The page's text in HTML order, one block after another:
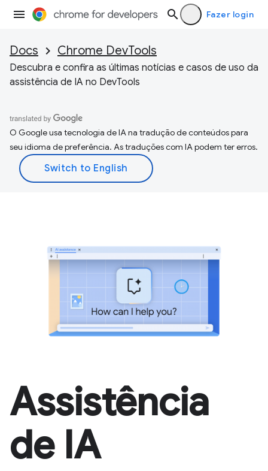
Fazer login
Docs Chrome DevTools
Descubra e confira as últimas notícias e casos de uso da
assistência de IA no DevTools
O Google usa tecnologia de IA na tradução de conteúdos para
seu idioma de preferência. As traduções com IA podem ter erros.
Assistência
de IA